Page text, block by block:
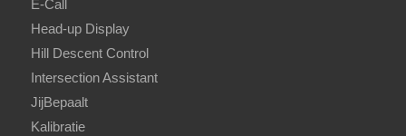
E-Call
Head-up Display
Hill Descent Control
Intersection Assistant
JijBepaalt
Kalibratie